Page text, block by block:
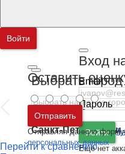
Войти
Перейти к сравнению
Выбрать город
Москва и
Санкт-Петербург и
Вход
Email
Пароль
Войти
Ещё нет
Оставить
Отправить
Отправляя данную
персональных данных